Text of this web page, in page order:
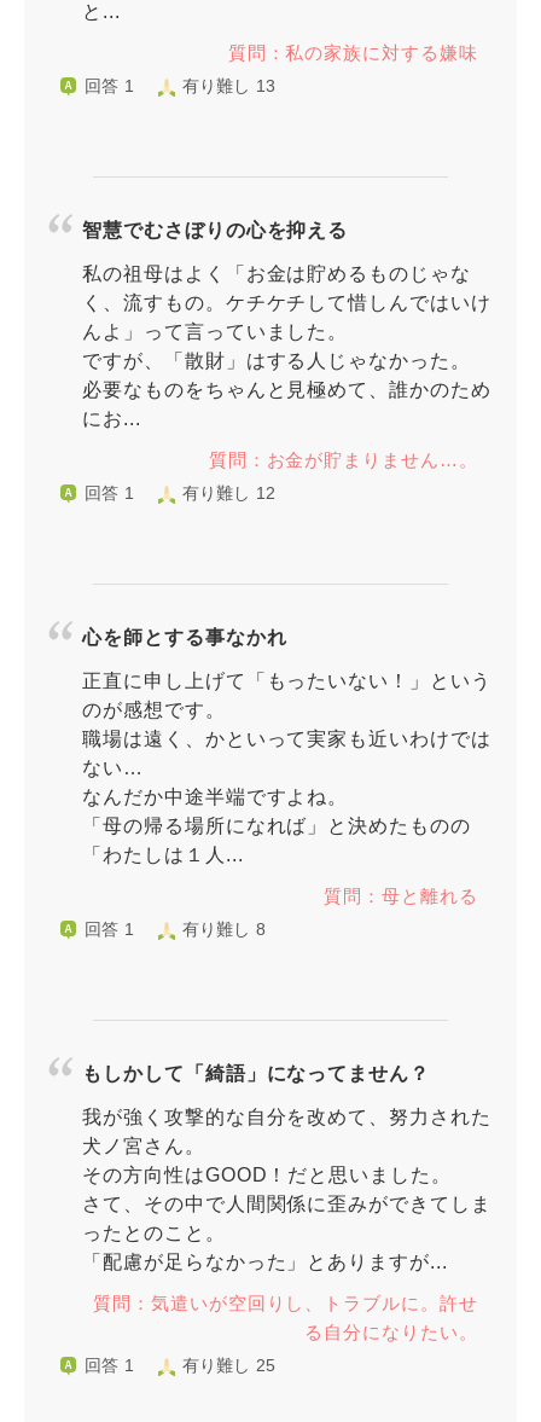
と...
質問：私の家族に対する嫌味
回答 1 有り難し 13
智慧でむさぼりの心を抑える
私の祖母はよく「お金は貯めるものじゃな
く、流すもの。ケチケチして惜しんではいけ
んよ」って言っていました。
ですが、「散財」はする人じゃなかった。
必要なものをちゃんと見極めて、誰かのため
にお...
質問：お金が貯まりません…。
回答 1 有り難し 12
心を師とする事なかれ
正直に申し上げて「もったいない！」という
のが感想です。
職場は遠く、かといって実家も近いわけでは
ない…
なんだか中途半端ですよね。
「母の帰る場所になれば」と決めたものの
「わたしは１人...
質問：母と離れる
回答 1 有り難し 8
もしかして「綺語」になってません？
我が強く攻撃的な自分を改めて、努力された
犬ノ宮さん。
その方向性はGOOD！だと思いました。
さて、その中で人間関係に歪みができてしま
ったとのこと。
「配慮が足らなかった」とありますが...
質問：気遣いが空回りし、トラブルに。許せ
る自分になりたい。
回答 1 有り難し 25